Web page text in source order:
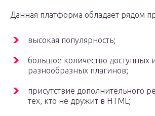
Данная платформа обладает рядом
высокая популярность;
большое количество доступных
разнообразных плагинов;
присутствие дополнительного
тех, кто не дружит в HTML;